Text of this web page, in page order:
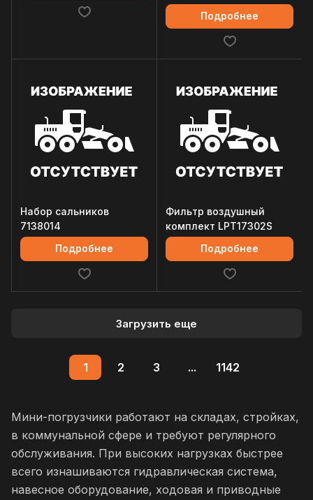
Подробнее
Набор сальников
7138014
Подробнее
Фильтр воздушный
комплект LPT17302S
Подробнее
Загрузить еще
1 2 3 ... 1142
Мини-погрузчики работают на складах, стройках,
в коммунальной сфере и требуют регулярного
обслуживания. При высоких нагрузках быстрее
всего изнашиваются гидравлическая система,
навесное оборудование, ходовая и приводные